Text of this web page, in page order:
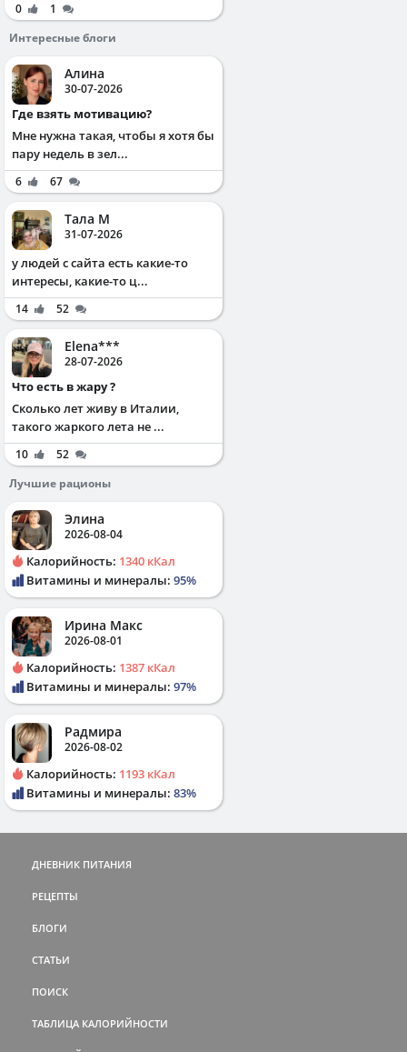
0
1
Интересные блоги
Алина
30-07-2026
Где взять мотивацию?
Мне нужна такая, чтобы я хотя бы
пару недель в зел...
6 67
Тала М
31-07-2026
у людей с сайта есть какие-то
интересы, какие-то ц...
14 52
Elena***
28-07-2026
Что есть в жару ?
Сколько лет живу в Италии,
такого жаркого лета не ...
10
52
Лучшие рационы
Элина
2026-08-04
Калорийность: 1340 кКал
Витамины и минералы: 95%
Ирина Макс
2026-08-01
Калорийность: 1387 кКал
Витамины и минералы: 97%
Радмира
2026-08-02
Калорийность: 1193 кКал
Витамины и минералы: 83%
ДНЕВНИК ПИТАНИЯ
РЕЦЕПТЫ
БЛОГИ
СТАТЬИ
ПОИСК
ТАБЛИЦА КАЛОРИЙНОСТИ